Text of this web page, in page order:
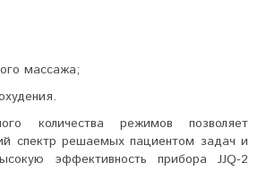
массажа;
количества режимов позволяет
спектр решаемых пациентом задач и
эффективность прибора JJQ-2